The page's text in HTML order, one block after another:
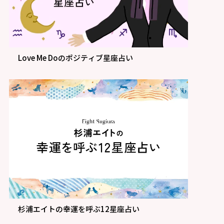
Love Me Doのポジティブ星座占い
杉浦エイトの幸運を呼ぶ12星座占い